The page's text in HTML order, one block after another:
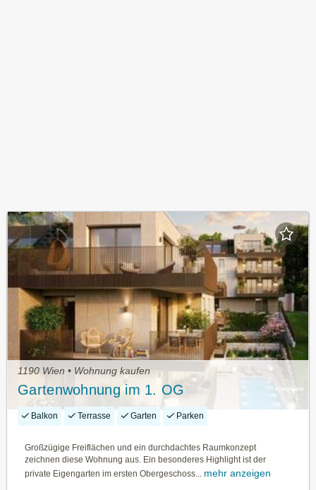
1190 Wien • Wohnung kaufen
Gartenwohnung im 1. OG
Balkon Terrasse Garten Parken
Großzügige Freiflächen und ein durchdachtes Raumkonzept
zeichnen diese Wohnung aus. Ein besonderes Highlight ist der
private Eigengarten im ersten Obergeschoss... mehr anzeigen